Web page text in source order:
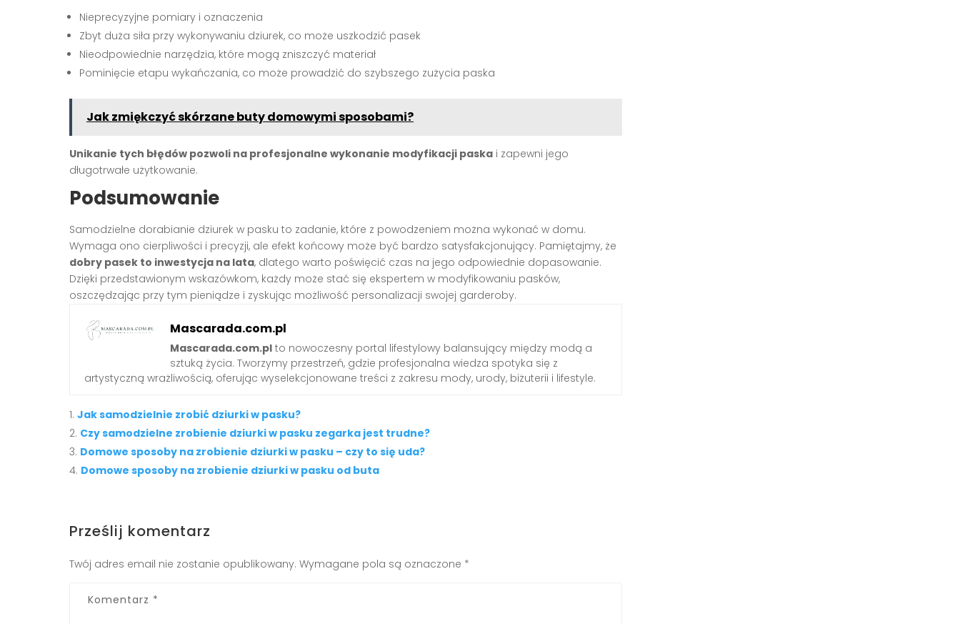
Nieprecyzyjne pomiary i oznaczenia
Zbyt duża siła przy wykonywaniu dziurek, co może uszkodzić pasek
Nieodpowiednie narzędzia, które mogą zniszczyć materiał
Pominięcie etapu wykańczania, co może prowadzić do szybszego zużycia paska
Jak zmiękczyć skórzane buty domowymi sposobami?
Unikanie tych błędów pozwoli na profesjonalne wykonanie modyfikacji paska i zapewni jego
długotrwałe użytkowanie.
Podsumowanie
Samodzielne dorabianie dziurek w pasku to zadanie, które z powodzeniem można wykonać w domu.
Wymaga ono cierpliwości i precyzji, ale efekt końcowy może być bardzo satysfakcjonujący. Pamiętajmy, że
dobry pasek to inwestycja na lata, dlatego warto poświęcić czas na jego odpowiednie dopasowanie.
Dzięki przedstawionym wskazówkom, każdy może stać się ekspertem w modyfikowaniu pasków,
oszczędzając przy tym pieniądze i zyskując możliwość personalizacji swojej garderoby.
Mascarada.com.pl
Mascarada.com.pl to nowoczesny portal lifestylowy balansujący między modą a
sztuką życia. Tworzymy przestrzeń, gdzie profesjonalna wiedza spotyka się z
artystyczną wrażliwością, oferując wyselekcjonowane treści z zakresu mody, urody, biżuterii i lifestyle.
Jak samodzielnie zrobić dziurki w pasku?
Czy samodzielne zrobienie dziurki w pasku zegarka jest trudne?
Domowe sposoby na zrobienie dziurki w pasku – czy to się uda?
Domowe sposoby na zrobienie dziurki w pasku od buta
Prześlij komentarz
Twój adres email nie zostanie opublikowany. Wymagane pola są oznaczone *